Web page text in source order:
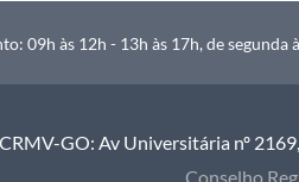
09h às 12h - 13h às 17h, de segunda
GO: Av Universitária nº
Conselho